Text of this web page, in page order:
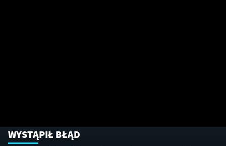
WYSTĄPIŁ BŁĄD